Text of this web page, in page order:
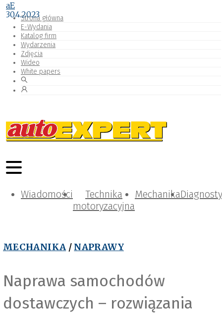
Strona główna
E-Wydania
Katalog firm
Wydarzenia
Zdjęcia
Wideo
White papers
Wiadomości
Technika
motoryzacyjna
Mechanika
MECHANIKA / NAPRAWY
Naprawa samochodów
dostawczych – rozwiązania
aE
30.4.2023